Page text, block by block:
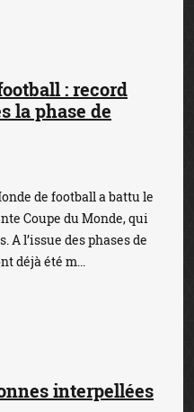
: record
la phase de
de football a battu le
Coupe du Monde, qui
A l’issue des phases de
déjà été m...
interpellées